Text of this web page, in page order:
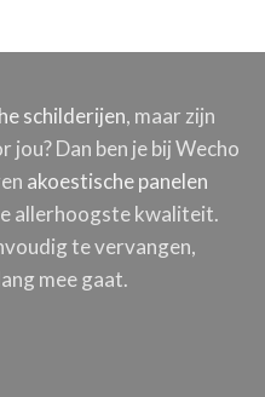
schilderijen, maar zijn
jou? Dan ben je bij Wecho
akoestische panelen
allerhoogste kwaliteit.
te vervangen,
mee gaat.